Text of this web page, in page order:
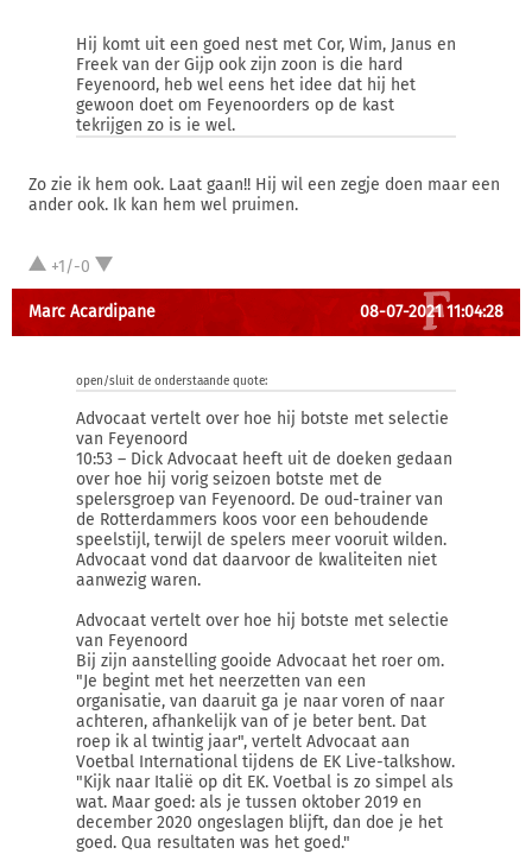
Hij komt uit een goed nest met Cor, Wim, Janus en
Freek van der Gijp ook zijn zoon is die hard
Feyenoord, heb wel eens het idee dat hij het
gewoon doet om Feyenoorders op de kast
tekrijgen zo is ie wel.
Zo zie ik hem ook. Laat gaan!! Hij wil een zegje doen maar een
ander ook. Ik kan hem wel pruimen.
+1/-0
Marc Acardipane 08-07-2021 11:04:28
open/sluit de onderstaande quote:
Advocaat vertelt over hoe hij botste met selectie
van Feyenoord
10:53 – Dick Advocaat heeft uit de doeken gedaan
over hoe hij vorig seizoen botste met de
spelersgroep van Feyenoord. De oud-trainer van
de Rotterdammers koos voor een behoudende
speelstijl, terwijl de spelers meer vooruit wilden.
Advocaat vond dat daarvoor de kwaliteiten niet
aanwezig waren.
Advocaat vertelt over hoe hij botste met selectie
van Feyenoord
Bij zijn aanstelling gooide Advocaat het roer om.
"Je begint met het neerzetten van een
organisatie, van daaruit ga je naar voren of naar
achteren, afhankelijk van of je beter bent. Dat
roep ik al twintig jaar", vertelt Advocaat aan
Voetbal International tijdens de EK Live-talkshow.
"Kijk naar Italië op dit EK. Voetbal is zo simpel als
wat. Maar goed: als je tussen oktober 2019 en
december 2020 ongeslagen blijft, dan doe je het
goed. Qua resultaten was het goed."